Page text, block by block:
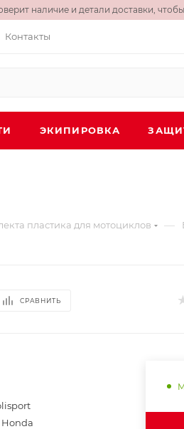
наличие и детали доставки,
Контакты
ЭКИПИРОВКА
пластика для мотоциклов —
СРАВНИТЬ
Honda